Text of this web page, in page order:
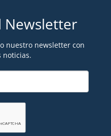
Newsletter
nuestro newsletter con
noticias.